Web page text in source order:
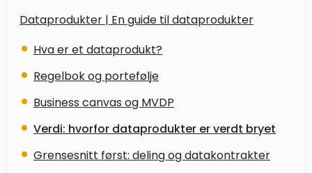
Dataprodukter | En guide til dataprodukter
Hva er et dataprodukt?
Regelbok og portefølje
Business canvas og MVDP
Verdi: hvorfor dataprodukter er verdt bryet
Grensesnitt først: deling og datakontrakter